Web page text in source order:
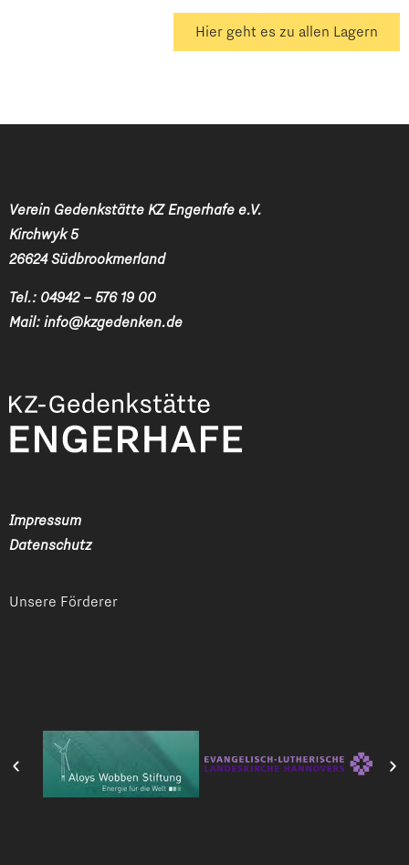
Hier geht es zu allen Lagern
Verein Gedenkstätte KZ Engerhafe e.V.
Kirchwyk 5
26624 Südbrookmerland
Tel.: 04942 – 576 19 00
Mail: info@kzgedenken.de
Impressum
Datenschutz
Unsere Förderer